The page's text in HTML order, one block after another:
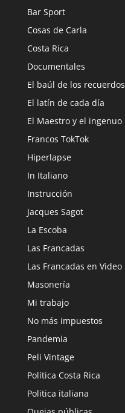
Bar Sport
Cosas de Carla
Costa Rica
Documentales
El baúl de los recuerdos
El latín de cada día
El Maestro y el ingenuo
Francos TokTok
Hiperlapse
In Italiano
Instrucción
Jacques Sagot
La Escoba
Las Francadas
Las Francadas en Video
Masonería
Mi trabajo
No más impuestos
Pandemia
Peli Vintage
Política Costa Rica
Politica italiana